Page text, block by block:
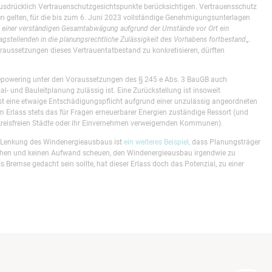
Vertrauenschutzgesichtspunkte berücksichtigen. Vertrauensschutz
gelten, für die bis zum 6. Juni 2023 vollständige Genehmigungsunterlagen
einer verständigen Gesamtabwägung aufgrund der Umstände vor Ort ein
in die planungsrechtliche Zulässigkeit des Vorhabens fortbestand„.
dieses Vertrauentatbestand zu konkretisieren, dürften
unter den Voraussetzungen des § 245 e Abs. 3 BauGB auch
und Bauleitplanung zulässig ist. Eine Zurückstellung ist insoweit
eine etwaige Entschädigungspflicht aufgrund einer unzulässig angeordneten
stets das für Fragen erneuerbarer Energien zuständige Ressort (und
Städte oder ihr Einvernehmen verweigernden Kommunen).
des Windenergieausbaus ist ein weiteres Beispiel, dass Planungsträger
und keinen Aufwand scheuen, den Windenergieausbau irgendwie zu
Bremse gedacht sein sollte, hat dieser Erlass doch das Potenzial, zu einer